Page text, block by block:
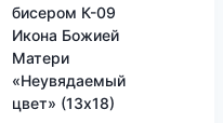
бисером К-09
Икона Божией
Матери
«Неувядаемый
цвет» (13х18)